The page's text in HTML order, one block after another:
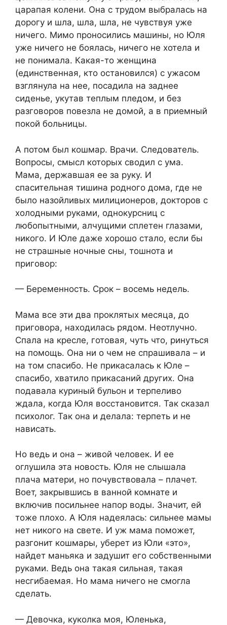
царапая колени. Она с трудом выбралась на
дорогу и шла, шла, шла, не чувствуя уже
ничего. Мимо проносились машины, но Юля
уже ничего не боялась, ничего не хотела и
не понимала. Какая-то женщина
(единственная, кто остановился) с ужасом
взглянула на нее, посадила на заднее
сиденье, укутав теплым пледом, и без
разговоров повезла не домой, а в приемный
покой больницы.
А потом был кошмар. Врачи. Следователь.
Вопросы, смысл которых сводил с ума.
Мама, державшая ее за руку. И
спасительная тишина родного дома, где не
было назойливых милиционеров, докторов с
холодными руками, однокурсниц с
любопытными, алчущими сплетен глазами,
никого. И Юле даже хорошо стало, если бы
не страшные ночные сны, тошнота и
приговор:
— Беременность. Срок – восемь недель.
Мама все эти два проклятых месяца, до
приговора, находилась рядом. Неотлучно.
Спала на кресле, готовая, чуть что, ринуться
на помощь. Она ни о чем не спрашивала – и
на том спасибо. Не прикасалась к Юле –
спасибо, хватило прикасаний других. Она
подавала куриный бульон и терпеливо
ждала, когда Юля восстановится. Так сказал
психолог. Так она и делала: терпеть и не
нависать.
Но ведь и она – живой человек. И ее
оглушила эта новость. Юля не слышала
плача матери, но почувствовала – плачет.
Воет, закрывшись в ванной комнате и
включив посильнее напор воды. Значит, ей
тоже плохо. А Юля надеялась: сильнее мамы
нет никого на свете. И уж мама поможет,
разгонит кошмары, уберет из Юли «это»,
найдет маньяка и задушит его собственными
руками. Ведь она такая сильная, такая
несгибаемая. Но мама ничего не смогла
сделать.
— Девочка, куколка моя, Юленька,